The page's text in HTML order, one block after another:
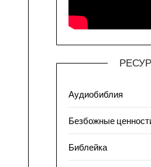
Аудиобиблия
Безбожные
Библейка